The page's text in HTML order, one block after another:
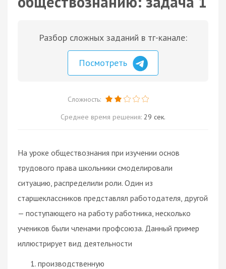
Разбор сложных заданий в тг-канале:
Посмотреть
Сложность:
Среднее время решения: 29 сек.
На уроке обществознания при изучении основ
трудового права школьники смоделировали
ситуацию, распределили роли. Один из
старшеклассников представлял работодателя, другой
— поступающего на работу работника, несколько
учеников были членами профсоюза. Данный пример
иллюстрирует вид деятельности
производственную